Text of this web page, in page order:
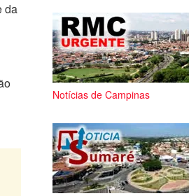
da
Notícias de Campinas